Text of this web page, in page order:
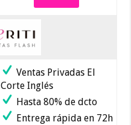
Ventas Privadas El
Corte Inglés
Hasta 80% de dcto
Entrega rápida en 72h